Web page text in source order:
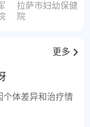
拉萨市妇幼保健
院
更多
个体差异和治疗情